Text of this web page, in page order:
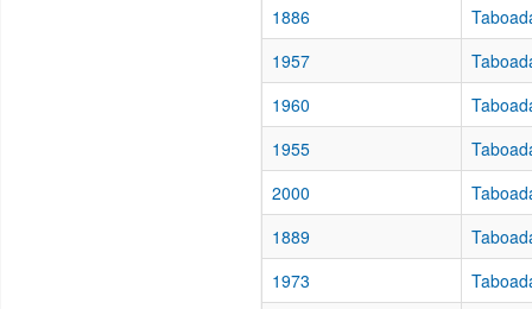
1886
1957
1960
1955
2000
1889
1973